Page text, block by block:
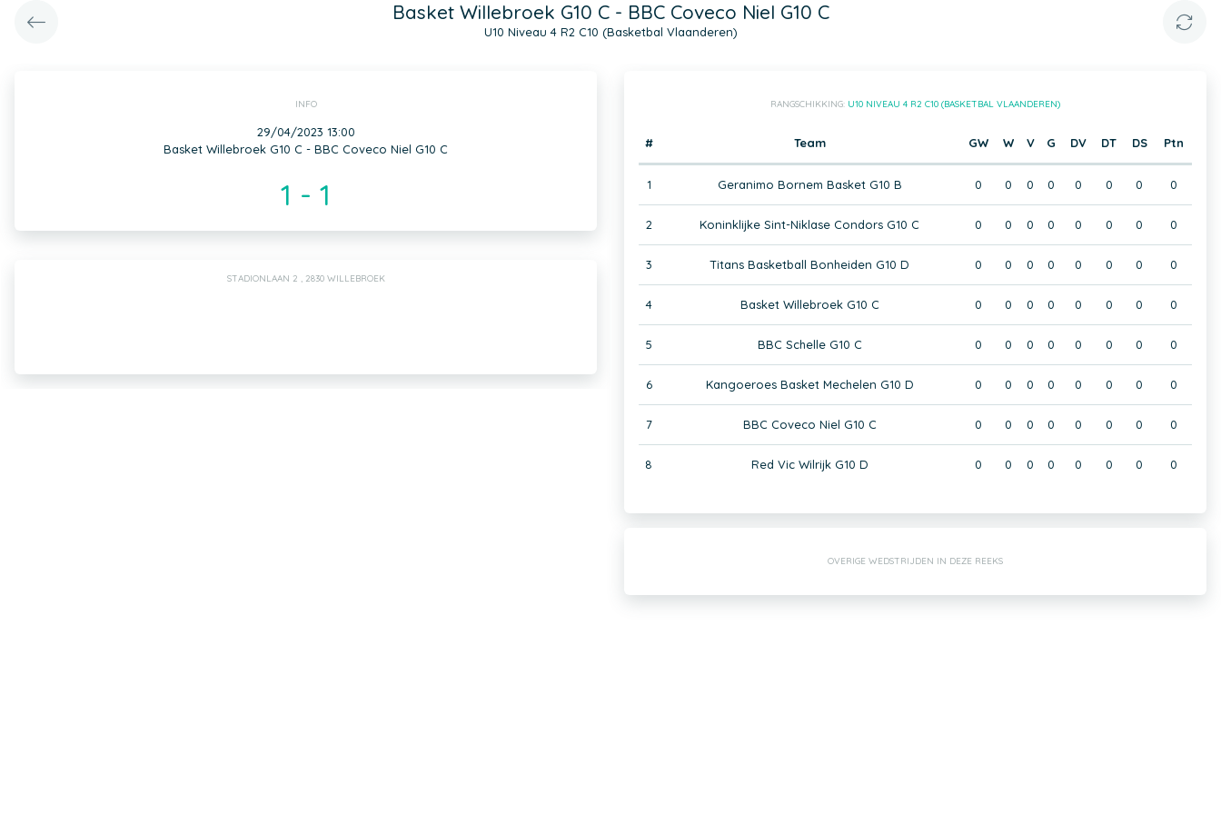
Basket Willebroek G10 C - BBC Coveco Niel G10 C
U10 Niveau 4 R2 C10 (Basketbal Vlaanderen)
INFO
29/04/2023 13:00
Basket Willebroek G10 C - BBC Coveco Niel G10 C
1 - 1
STADIONLAAN 2 , 2830 WILLEBROEK
RANGSCHIKKING: U10 NIVEAU 4 R2 C10 (BASKETBAL VLAANDEREN)
# Team GW W V G DV DT DS Ptn
1 Geranimo Bornem Basket G10 B 0 0 0 0 0 0 0 0
2 Koninklijke Sint-Niklase Condors G10 C 0 0 0 0 0 0 0 0
3 Titans Basketball Bonheiden G10 D 0 0 0 0 0 0 0 0
4 Basket Willebroek G10 C 0 0 0 0 0 0 0 0
5 BBC Schelle G10 C 0 0 0 0 0 0 0 0
6 Kangoeroes Basket Mechelen G10 D 0 0 0 0 0 0 0 0
7 BBC Coveco Niel G10 C 0 0 0 0 0 0 0 0
8 Red Vic Wilrijk G10 D 0 0 0 0 0 0 0 0
OVERIGE WEDSTRIJDEN IN DEZE REEKS